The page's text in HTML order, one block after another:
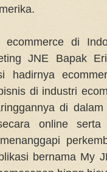
ecommerce di
JNE Bapak
hadirnya
di industri
di
online serta
bernama My